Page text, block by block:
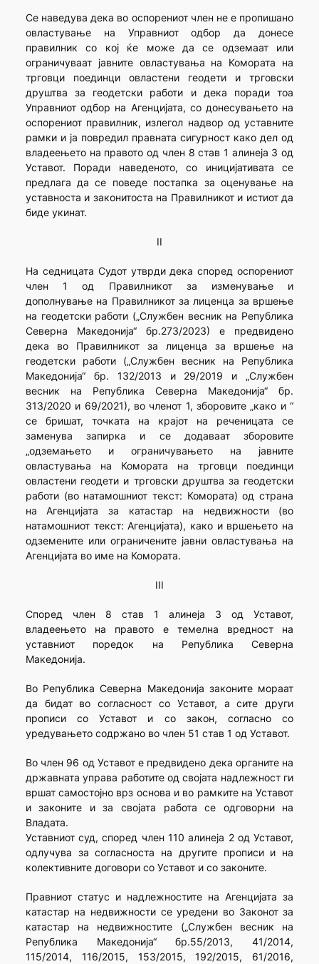
Се наведува дека во оспорениот член не е пропишано
овластување на Управниот одбор да донесе
правилник со кој ќе може да се одземаат или
ограничуваат јавните овластувања на Комората на
трговци поединци овластени геодети и трговски
друштва за геодетски работи и дека поради тоа
Управниот одбор на Агенцијата, со донесувањето на
оспорениот правилник, излегол надвор од уставните
рамки и ја повредил правната сигурност како дел од
владеењето на правото од член 8 став 1 алинеја 3 од
Уставот. Поради наведеното, со иницијативата се
предлага да се поведе постапка за оценување на
уставноста и законитоста на Правилникот и истиот да
биде укинат.
II
На седницата Судот утврди дека според оспорениот
член 1 од Правилникот за изменување и
дополнување на Правилникот за лиценца за вршење
на геодетски работи („Службен весник на Република
Северна Македонија“ бр.273/2023) е предвидено
дека во Правилникот за лиценца за вршење на
геодетски работи („Службен весник на Република
Македонија“ бр. 132/2013 и 29/2019 и „Службен
весник на Република Северна Македонија“ бр.
313/2020 и 69/2021), во членот 1, зборовите „како и “
се бришат, точката на крајот на реченицата се
заменува запирка и се додаваат зборовите
„одземањето и ограничувањето на јавните
овластувања на Комората на трговци поединци
овластени геодети и трговски друштва за геодетски
работи (во натамошниот текст: Комората) од страна
на Агенцијата за катастар на недвижности (во
натамошниот текст: Агенцијата), како и вршењето на
одземените или ограничените јавни овластувања на
Агенцијата во име на Комората.
III
Според член 8 став 1 алинеја 3 од Уставот,
владеењето на правото е темелна вредност на
уставниот поредок на Република Северна
Македонија.
Во Република Северна Македонија законите мораат
да бидат во согласност со Уставот, а сите други
прописи со Уставот и со закон, согласно со
уредувањето содржано во член 51 став 1 од Уставот.
Во член 96 од Уставот е предвидено дека органите на
државната управа работите од својата надлежност ги
вршат самостојно врз основа и во рамките на Уставот
и законите и за својата работа се одговорни на
Владата.
Уставниот суд, според член 110 алинеја 2 од Уставот,
одлучува за согласноста на другите прописи и на
колективните договори со Уставот и со законите.
Правниот статус и надлежностите на Агенцијата за
катастар на недвижности се уредени во Законот за
катастар на недвижностите („Службен весник на
Република Македонија“ бр.55/2013, 41/2014,
115/2014, 116/2015, 153/2015, 192/2015, 61/2016,